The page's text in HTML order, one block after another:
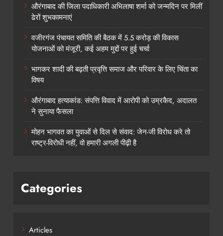
औरंगाबाद की जिला पदाधिकारी अभिलाषा शर्मा को जन्मदिन पर मिलीं
ढेरों शुभकामनाएं
वजीरगंज पंचायत समिति की बैठक में 5.5 करोड़ की विकास
योजनाओं को मंजूरी, कई अहम मुद्दों पर हुई चर्चा
भागकर शादी की बढ़ती प्रवृत्ति समाज और परिवार के लिए चिंता का
विषय
औरंगाबाद हत्याकांड: संपत्ति विवाद में आरोपी को उम्रकैद, अदालत
ने सुनाया फैसला
मोहन भागवत का युवाओं से दिल से संवाद: जेन-जी विरोध करे तो
राष्ट्र-विरोधी नहीं, वो हमारी अगली पीढ़ी है
Categories
Articles